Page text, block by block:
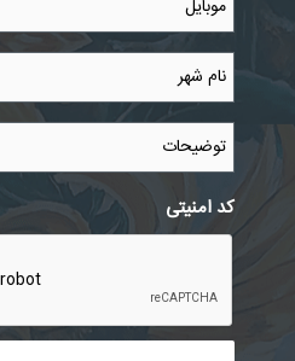
نام
شهر *
توضیحات
کد امنیتی